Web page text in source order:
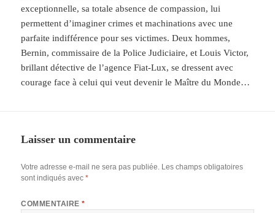
exceptionnelle, sa totale absence de compassion, lui
permettent d’imaginer crimes et machinations avec une
parfaite indifférence pour ses victimes. Deux hommes,
Bernin, commissaire de la Police Judiciaire, et Louis Victor,
brillant détective de l’agence Fiat-Lux, se dressent avec
courage face à celui qui veut devenir le Maître du Monde…
Laisser un commentaire
Votre adresse e-mail ne sera pas publiée. Les champs obligatoires
sont indiqués avec*
COMMENTAIRE*